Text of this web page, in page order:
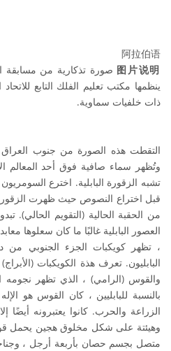
阿拉伯语
图片说明
ينظمها مكتب تعليم الفلك التابع
ذات خلفيات سماوية.
وتُظهر سماء صافية فوق أحد المعالم
تشبه الزقورة البابلية. اخترع
من الحقبة الحالية (التقويم الحالي).
العصور البابلية غالبًا ما كان سعلوها
، تظهر كويكبات الجزء الجنوبي من
البابليون. تعرف هذة الكويكبات
والقوس (الرامي) ، الذي تظهر
بالنسبة للبابليين ، كان القوس هو
الزراعة والحرب. كانوا يعتبرونه أيضًا
وهيئتة على شكل مخلوق هجين يحمل
متصل بجسم حصان بأربعة أرجل ،